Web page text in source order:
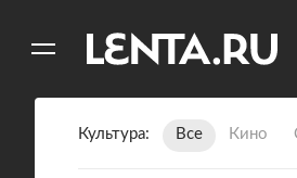
Культура Все Кино